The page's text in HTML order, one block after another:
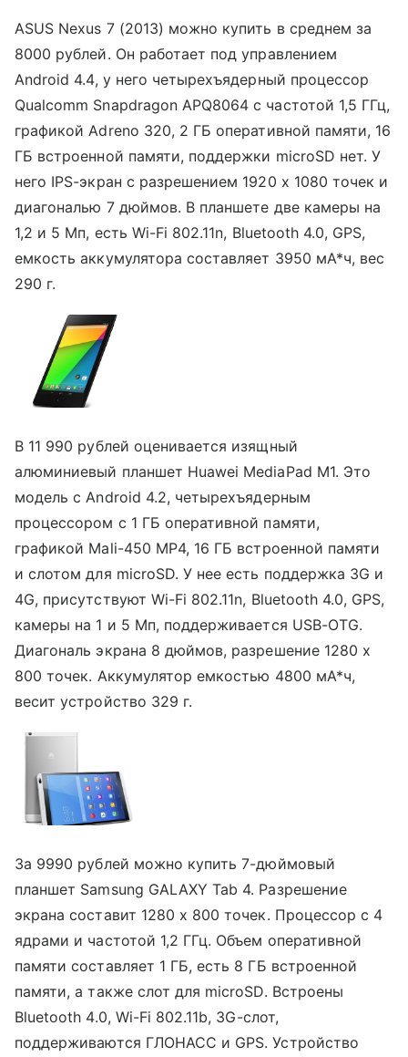
ASUS Nexus 7 (2013) можно купить в среднем за
8000 рублей. Он работает под управлением
Android 4.4, у него четырехъядерный процессор
Qualcomm Snapdragon APQ8064 с частотой 1,5 ГГц,
графикой Adreno 320, 2 ГБ оперативной памяти, 16
ГБ встроенной памяти, поддержки microSD нет. У
него IPS-экран с разрешением 1920 х 1080 точек и
диагональю 7 дюймов. В планшете две камеры на
1,2 и 5 Мп, есть Wi-Fi 802.11n, Bluetooth 4.0, GPS,
емкость аккумулятора составляет 3950 мА*ч, вес
290 г.
В 11 990 рублей оценивается изящный
алюминиевый планшет Huawei MediaPad M1. Это
модель с Android 4.2, четырехъядерным
процессором с 1 ГБ оперативной памяти,
графикой Mali-450 MP4, 16 ГБ встроенной памяти
и слотом для microSD. У нее есть поддержка 3G и
4G, присутствуют Wi-Fi 802.11n, Bluetooth 4.0, GPS,
камеры на 1 и 5 Мп, поддерживается USB-OTG.
Диагональ экрана 8 дюймов, разрешение 1280 х
800 точек. Аккумулятор емкостью 4800 мА*ч,
весит устройство 329 г.
За 9990 рублей можно купить 7-дюймовый
планшет Samsung GALAXY Tab 4. Разрешение
экрана составит 1280 х 800 точек. Процессор с 4
ядрами и частотой 1,2 ГГц. Объем оперативной
памяти составляет 1 ГБ, есть 8 ГБ встроенной
памяти, а также слот для microSD. Встроены
Bluetooth 4.0, Wi-Fi 802.11b, 3G-слот,
поддерживаются ГЛОНАСС и GPS. Устройство